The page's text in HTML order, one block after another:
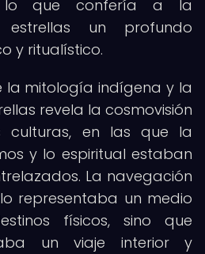
lo que confería a la
un profundo
y ritualístico.
la mitología indígena y la
revela la cosmovisión
culturas, en las que la
y lo espiritual estaban
La navegación
representaba un medio
físicos, sino que
un viaje interior y